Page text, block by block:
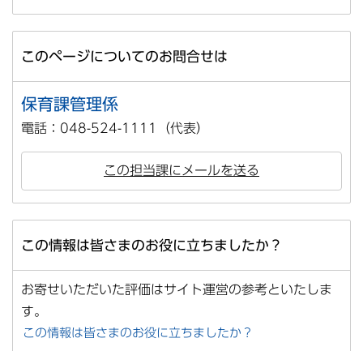
このページについてのお問合せは
保育課管理係
電話：048-524-1111（代表）
この担当課にメールを送る
この情報は皆さまのお役に立ちましたか？
お寄せいただいた評価はサイト運営の参考といたしま
す。
この情報は皆さまのお役に立ちましたか？